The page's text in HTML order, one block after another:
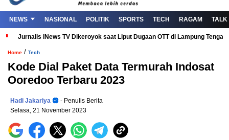
NEWS NASIONAL POLITIK SPORTS TECH RAGAM TALK
Jurnalis iNews TV Dikeroyok saat Liput Dugaan OTT di Lampung
Home / Tech
Kode Dial Paket Data Termurah Indosat
Ooredoo Terbaru 2023
Hadi Jakariya
- Penulis Berita
Selasa, 21 November 2023